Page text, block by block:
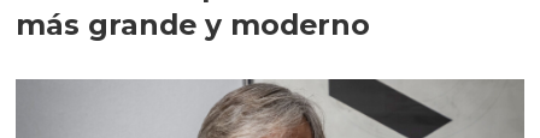
más grande y moderno